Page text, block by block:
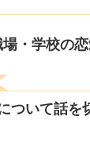
ケーション:
で、言葉以
・学校の
ついて話を